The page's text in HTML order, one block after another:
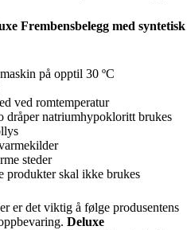
Frembensbelegg med syntetisk
på opptil 30 ºC
ved romtemperatur
dråper natriumhypokloritt brukes
steder
produkter skal ikke brukes
er det viktig å følge produsentens
Deluxe